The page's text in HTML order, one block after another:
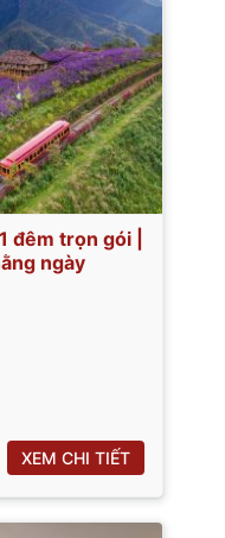
đêm trọn gói |
ngày
XEM CHI TIẾT